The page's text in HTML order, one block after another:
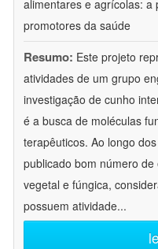
alimentares e agrícolas: a
promotores da saúde
Resumo: Este projeto
atividades de um grupo
investigação de cunho
é a busca de moléculas
terapêuticos. Ao longo
publicado bom número
vegetal e fúngica,
possuem atividade...